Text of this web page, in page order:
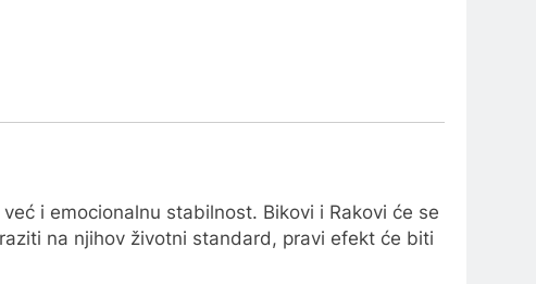
i emocionalnu stabilnost. Bikovi i Rakovi će se
na njihov životni standard, pravi efekt će biti